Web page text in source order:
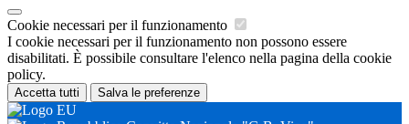
Cookie necessari per il funzionamento
I cookie necessari per il funzionamento non possono essere
disabilitati. È possibile consultare l'elenco nella pagina della cookie
policy.
Accetta tutti Salva le preferenze